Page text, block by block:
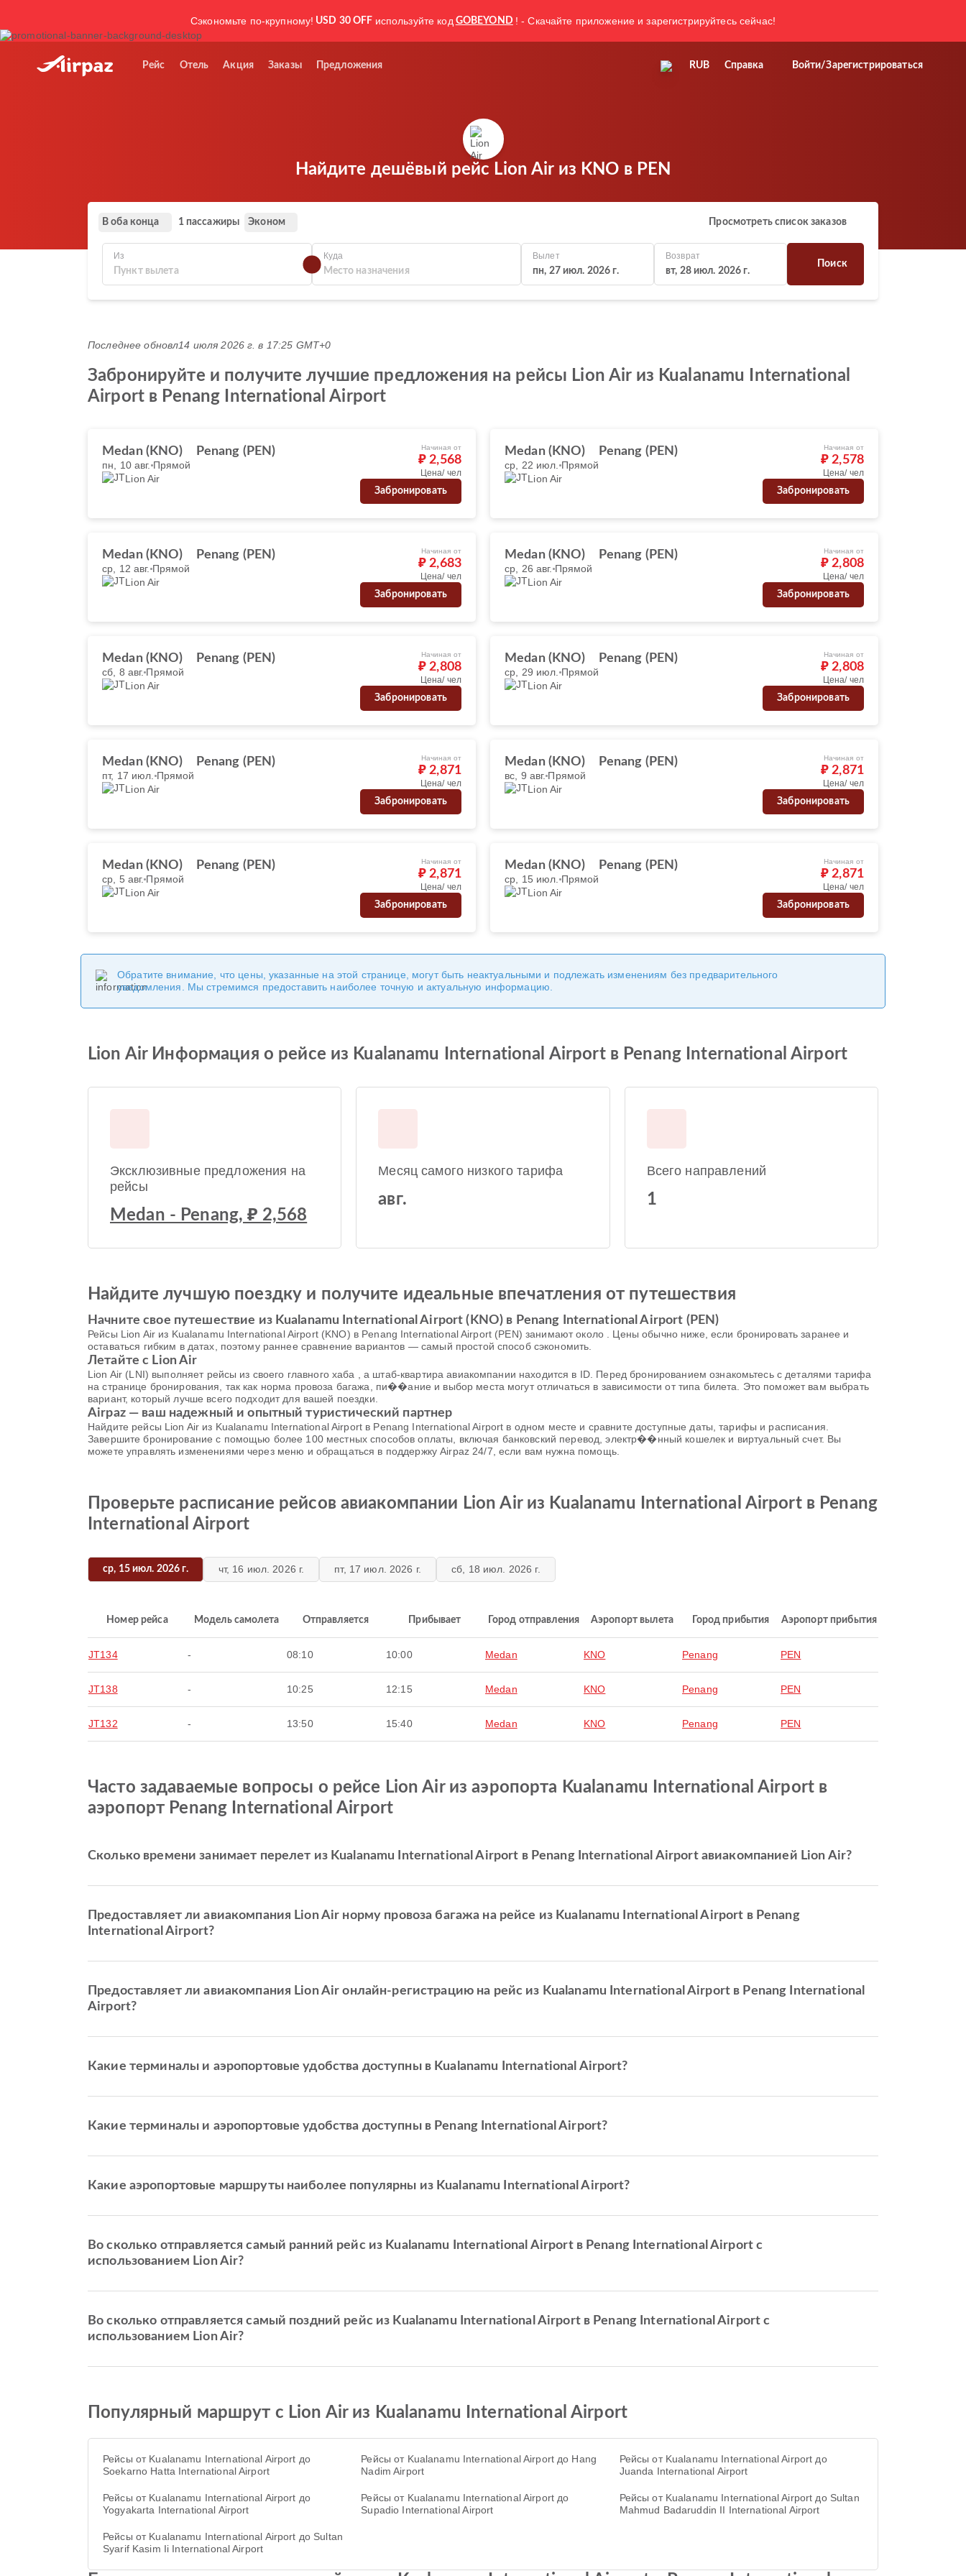
Сэкономьте по-крупному! USD 30 OFF используйте код GOBEYOND ! - Скачайте приложение и зарегистрируйтесь сейчас!
Рейс Отель Акция Заказы Предложения RUB Справка Войти/Зарегистрироваться
Найдите дешёвый рейс Lion Air из KNO в PEN
В оба конца 1 пассажиры Эконом Просмотреть список заказов
Из Куда
Вылет
пн, 27 июл. 2026 г.
Возврат
вт, 28 июл. 2026 г.
Поиск
Последнее обновл14 июля 2026 г. в 17:25 GMT+0
Забронируйте и получите лучшие предложения на рейсы Lion Air из Kualanamu International
Airport в Penang International Airport
Medan (KNO) Penang (PEN)
пн, 10 авг. Прямой
Lion Air
Начиная от
₽ 2,568
Цена/ чел
Забронировать
Medan (KNO) Penang (PEN)
ср, 22 июл. Прямой
Lion Air
Начиная от
₽ 2,578
Цена/ чел
Забронировать
Medan (KNO) Penang (PEN)
ср, 12 авг. Прямой
Lion Air
Начиная от
₽ 2,683
Цена/ чел
Забронировать
Medan (KNO) Penang (PEN)
ср, 26 авг. Прямой
Lion Air
Начиная от
₽ 2,808
Цена/ чел
Забронировать
Medan (KNO) Penang (PEN)
сб, 8 авг. Прямой
Lion Air
Начиная от
₽ 2,808
Цена/ чел
Забронировать
Medan (KNO) Penang (PEN)
ср, 29 июл. Прямой
Lion Air
Начиная от
₽ 2,808
Цена/ чел
Забронировать
Medan (KNO) Penang (PEN)
пт, 17 июл. Прямой
Lion Air
Начиная от
₽ 2,871
Цена/ чел
Забронировать
Medan (KNO) Penang (PEN)
вс, 9 авг. Прямой
Lion Air
Начиная от
₽ 2,871
Цена/ чел
Забронировать
Medan (KNO) Penang (PEN)
ср, 5 авг. Прямой
Lion Air
Начиная от
₽ 2,871
Цена/ чел
Забронировать
Medan (KNO) Penang (PEN)
ср, 15 июл. Прямой
Lion Air
Начиная от
₽ 2,871
Цена/ чел
Забронировать
Обратите внимание, что цены, указанные на этой странице, могут быть неактуальными и подлежать изменениям без предварительного
уведомления. Мы стремимся предоставить наиболее точную и актуальную информацию.
Lion Air Информация о рейсе из Kualanamu International Airport в Penang International Airport
Эксклюзивные предложения на
рейсы
Medan - Penang, ₽ 2,568
Месяц самого низкого тарифа
авг.
Всего направлений
1
Найдите лучшую поездку и получите идеальные впечатления от путешествия
Начните свое путешествие из Kualanamu International Airport (KNO) в Penang International Airport (PEN)
Рейсы Lion Air из Kualanamu International Airport (KNO) в Penang International Airport (PEN) занимают около . Цены обычно ниже, если бронировать заранее и
оставаться гибким в датах, поэтому раннее сравнение вариантов — самый простой способ сэкономить.
Летайте с Lion Air
Lion Air (LNI) выполняет рейсы из своего главного хаба , а штаб-квартира авиакомпании находится в ID. Перед бронированием ознакомьтесь с деталями тарифа
на странице бронирования, так как норма провоза багажа, пи��ание и выбор места могут отличаться в зависимости от типа билета. Это поможет вам выбрать
вариант, который лучше всего подходит для вашей поездки.
Airpaz — ваш надежный и опытный туристический партнер
Найдите рейсы Lion Air из Kualanamu International Airport в Penang International Airport в одном месте и сравните доступные даты, тарифы и расписания.
Завершите бронирование с помощью более 100 местных способов оплаты, включая банковский перевод, электр��нный кошелек и виртуальный счет. Вы
можете управлять изменениями через меню и обращаться в поддержку Airpaz 24/7, если вам нужна помощь.
Проверьте расписание рейсов авиакомпании Lion Air из Kualanamu International Airport в Penang
International Airport
ср, 15 июл. 2026 г. чт, 16 июл. 2026 г. пт, 17 июл. 2026 г. сб, 18 июл. 2026 г.
Номер рейса Модель самолета Отправляется Прибывает Город отправления Аэропорт вылета Город прибытия Аэропорт прибытия
JT134 - 08:10 10:00 Medan KNO Penang PEN
JT138 - 10:25 12:15 Medan KNO Penang PEN
JT132 - 13:50 15:40 Medan KNO Penang PEN
Часто задаваемые вопросы о рейсе Lion Air из аэропорта Kualanamu International Airport в
аэропорт Penang International Airport
Сколько времени занимает перелет из Kualanamu International Airport в Penang International Airport авиакомпанией Lion Air?
Предоставляет ли авиакомпания Lion Air норму провоза багажа на рейсе из Kualanamu International Airport в Penang
International Airport?
Предоставляет ли авиакомпания Lion Air онлайн-регистрацию на рейс из Kualanamu International Airport в Penang International
Airport?
Какие терминалы и аэропортовые удобства доступны в Kualanamu International Airport?
Какие терминалы и аэропортовые удобства доступны в Penang International Airport?
Какие аэропортовые маршруты наиболее популярны из Kualanamu International Airport?
Во сколько отправляется самый ранний рейс из Kualanamu International Airport в Penang International Airport с
использованием Lion Air?
Во сколько отправляется самый поздний рейс из Kualanamu International Airport в Penang International Airport с
использованием Lion Air?
Популярный маршрут с Lion Air из Kualanamu International Airport
Рейсы от Kualanamu International Airport до
Soekarno Hatta International Airport
Рейсы от Kualanamu International Airport до Hang
Nadim Airport
Рейсы от Kualanamu International Airport до
Juanda International Airport
Рейсы от Kualanamu International Airport до
Yogyakarta International Airport
Рейсы от Kualanamu International Airport до
Supadio International Airport
Рейсы от Kualanamu International Airport до Sultan
Mahmud Badaruddin II International Airport
Рейсы от Kualanamu International Airport до Sultan
Syarif Kasim Ii International Airport